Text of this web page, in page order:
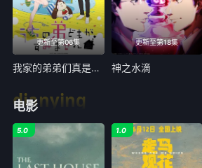
更新至第06集
我家的弟弟们真是让您费心了
更新至第18集
神之水滴
电影
dianying
5.0 1.0